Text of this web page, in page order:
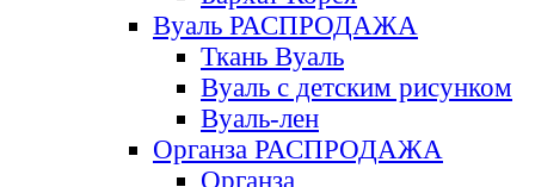
Вуаль РАСПРОДАЖА
Ткань Вуаль
Вуаль с детским рисунком
Вуаль-лен
Органза РАСПРОДАЖА
Органза